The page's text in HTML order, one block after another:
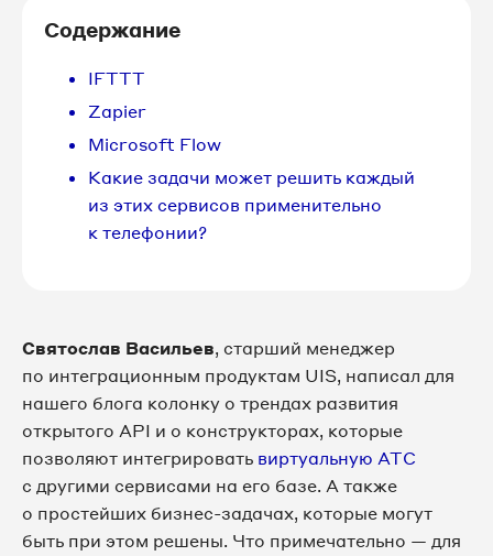
Содержание
IFTTT
Zapier
Microsoft Flow
Какие задачи может решить каждый
из этих сервисов применительно
к телефонии?
Святослав Васильев, старший менеджер
по интеграционным продуктам UIS, написал для
нашего блога колонку о трендах развития
открытого API и о конструкторах, которые
позволяют интегрировать виртуальную АТС
с другими сервисами на его базе. А также
о простейших бизнес-задачах, которые могут
быть при этом решены. Что примечательно — для